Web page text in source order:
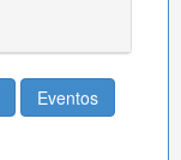
Eventos